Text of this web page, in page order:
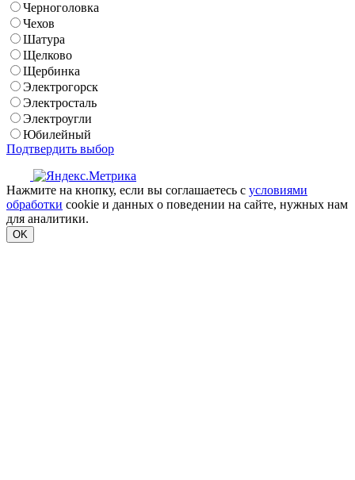
Черноголовка
Чехов
Шатура
Щелково
Щербинка
Электрогорск
Электросталь
Электроугли
Юбилейный
Подтвердить выбор
Нажмите на кнопку, если вы соглашаетесь с условиями
обработки cookie и данных о поведении на сайте, нужных нам
для аналитики.
OK